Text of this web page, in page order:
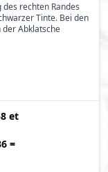
rechten Randes
Tinte. Bei den
Abklatsche
et
=